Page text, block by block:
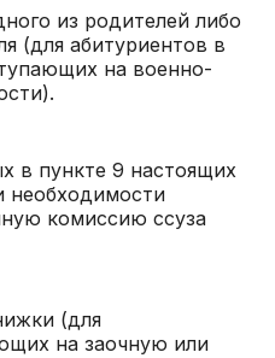
из родителей либо
(для абитуриентов в
на военно-
в пункте 9 настоящих
необходимости
комиссию ссуза
(для
на заочную или